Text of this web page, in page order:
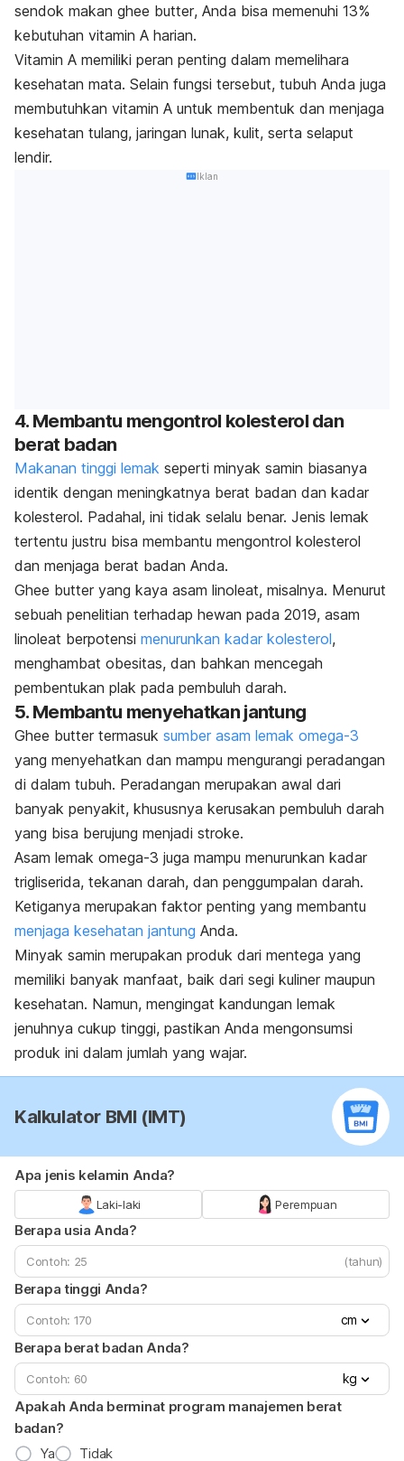
sendok makan ghee butter, Anda bisa memenuhi 13%
kebutuhan vitamin A harian.
Vitamin A memiliki peran penting dalam memelihara
kesehatan mata. Selain fungsi tersebut, tubuh Anda juga
membutuhkan vitamin A untuk membentuk dan menjaga
kesehatan tulang, jaringan lunak, kulit, serta selaput
lendir.
Iklan
4. Membantu mengontrol kolesterol dan
berat badan
Makanan tinggi lemak seperti minyak samin biasanya
identik dengan meningkatnya berat badan dan kadar
kolesterol. Padahal, ini tidak selalu benar. Jenis lemak
tertentu justru bisa membantu mengontrol kolesterol
dan menjaga berat badan Anda.
Ghee butter yang kaya asam linoleat, misalnya. Menurut
sebuah penelitian terhadap hewan pada 2019, asam
linoleat berpotensi menurunkan kadar kolesterol,
menghambat obesitas, dan bahkan mencegah
pembentukan plak pada pembuluh darah.
5. Membantu menyehatkan jantung
Ghee butter termasuk sumber asam lemak omega-3
yang menyehatkan dan mampu mengurangi peradangan
di dalam tubuh. Peradangan merupakan awal dari
banyak penyakit, khususnya kerusakan pembuluh darah
yang bisa berujung menjadi stroke.
Asam lemak omega-3 juga mampu menurunkan kadar
trigliserida, tekanan darah, dan penggumpalan darah.
Ketiganya merupakan faktor penting yang membantu
menjaga kesehatan jantung Anda.
Minyak samin merupakan produk dari mentega yang
memiliki banyak manfaat, baik dari segi kuliner maupun
kesehatan. Namun, mengingat kandungan lemak
jenuhnya cukup tinggi, pastikan Anda mengonsumsi
produk ini dalam jumlah yang wajar.
Kalkulator BMI (IMT)
Apa jenis kelamin Anda?
Laki-laki Perempuan
Berapa usia Anda?
(tahun)
Berapa tinggi Anda?
cm
Berapa berat badan Anda?
kg
Apakah Anda berminat program manajemen berat
badan?
Ya
Tidak